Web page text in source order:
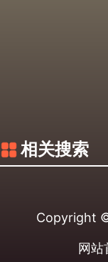
相关搜索
Copyright
网站